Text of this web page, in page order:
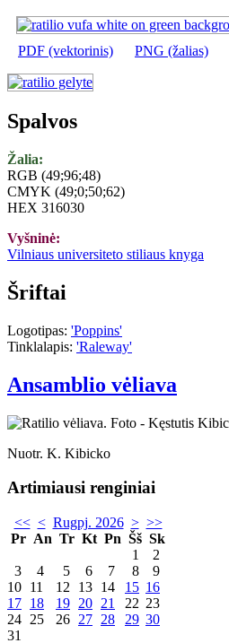
PDF (vektorinis) PNG (žalias)
Spalvos
Žalia:
RGB (49;96;48)
CMYK (49;0;50;62)
HEX 316030
Vyšninė:
Vilniaus universiteto stiliaus knyga
Šriftai
Logotipas: 'Poppins'
Tinklalapis: 'Raleway'
Ansamblio vėliava
Nuotr. K. Kibicko
Artimiausi renginiai
<< < Rugpj. 2026 > >>
Pr An Tr Kt Pn Šš Sk
1
2
3
4 5 6 7 8
9
10 11 12 13 14 15 16
17 18 19 20 21 22 23
24 25 26 27 28 29 30
31